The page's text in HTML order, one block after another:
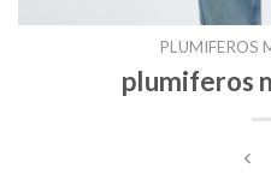
PLUMIFEROS
plumiferos